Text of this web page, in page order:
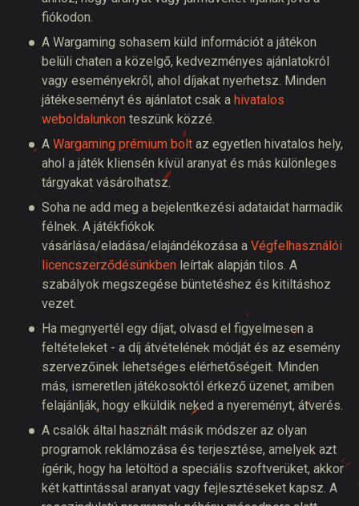
fiókodon.
A Wargaming sohasem küld információt a játékon
belüli chaten a közelgő, kedvezményes ajánlatokról
vagy eseményekről, ahol díjakat nyerhetsz. Minden
játékeseményt és ajánlatot csak a hivatalos
weboldalunkon teszünk közzé.
A Wargaming prémium bolt az egyetlen hivatalos hely,
ahol a játék kliensén kívül aranyat és más különleges
tárgyakat vásárolhatsz.
Soha ne add meg a bejelentkezési adataidat harmadik
félnek. A játékfiókok
vásárlása/eladása/elajándékozása a Végfelhasználói
licencszerződésünkben leírtak alapján tilos. A
szabályok megszegése büntetéshez és kitiltáshoz
vezet.
Ha megnyertél egy díjat, olvasd el figyelmesen a
feltételeket - a díj átvételének módját és az esemény
szervezőinek lehetséges elérhetőségeit. Minden
más, ismeretlen játékosoktól érkező üzenet, amiben
felajánlják, hogy elküldik neked a nyereményt, átverés.
A csalók által használt másik módszer az olyan
programok reklámozása és terjesztése, amelyek azt
ígérik, hogy ha letöltöd a speciális szoftverüket, akkor
két kattintással aranyat vagy fejlesztéseket kapsz. A